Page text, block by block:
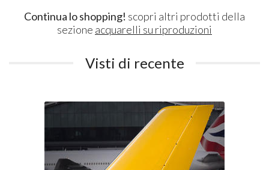
Continua lo shopping! scopri altri prodotti della
sezione acquarelli su riproduzioni
Visti di recente